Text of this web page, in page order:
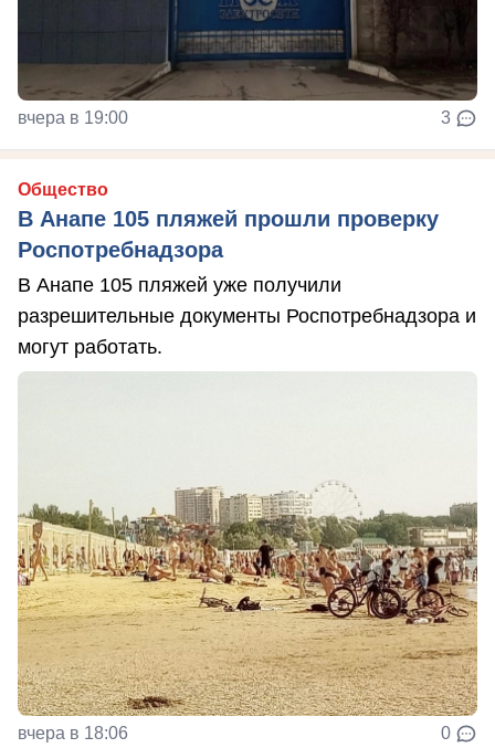
вчера в 19:00 3
Общество
В Анапе 105 пляжей прошли проверку
Роспотребнадзора
В Анапе 105 пляжей уже получили
разрешительные документы Роспотребнадзора и
могут работать.
вчера в 18:06 0